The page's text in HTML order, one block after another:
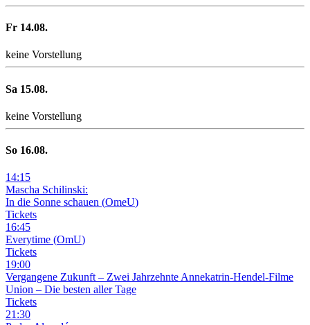
Fr 14.08.
keine Vorstellung
Sa 15.08.
keine Vorstellung
So 16.08.
14:15
Mascha Schilinski:
In die Sonne schauen (OmeU)
Tickets
16:45
Everytime (OmU)
Tickets
19:00
Vergangene Zukunft – Zwei Jahrzehnte Annekatrin-Hendel-Filme
Union – Die besten aller Tage
Tickets
21:30